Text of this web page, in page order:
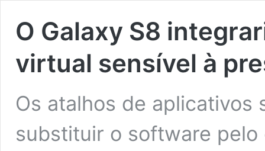
O Galaxy S8
virtual sensível à
Os atalhos de aplicativos
substituir o software